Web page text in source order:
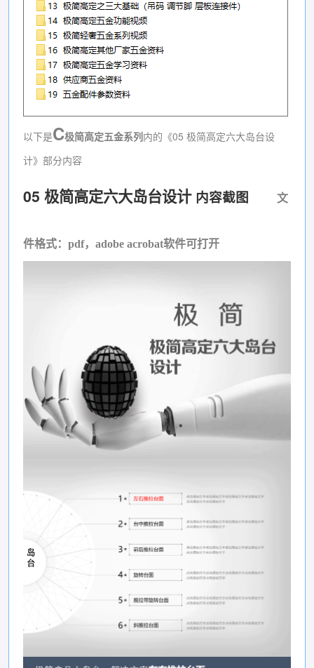
以下是C极简高定五金系列内的《05 极简高定六大岛台设
计》部分内容
05 极简高定六大岛台设计 内容截图 文
件格式：pdf，adobe acrobat软件可打开